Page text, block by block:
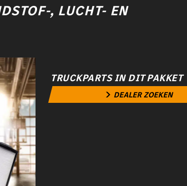
, LUCHT- EN
TRUCKPARTS IN DIT PAKKET
DEALER ZOEKEN